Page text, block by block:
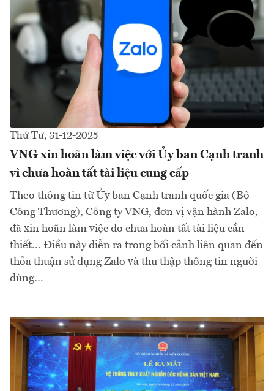
Thứ Tư, 31-12-2025
VNG xin hoãn làm việc với Ủy ban Cạnh tranh
vì chưa hoàn tất tài liệu cung cấp
Theo thông tin từ Ủy ban Cạnh tranh quốc gia (Bộ
Công Thương), Công ty VNG, đơn vị vận hành Zalo,
đã xin hoãn làm việc do chưa hoàn tất tài liệu cần
thiết... Điều này diễn ra trong bối cảnh liên quan đến
thỏa thuận sử dụng Zalo và thu thập thông tin người
dùng…